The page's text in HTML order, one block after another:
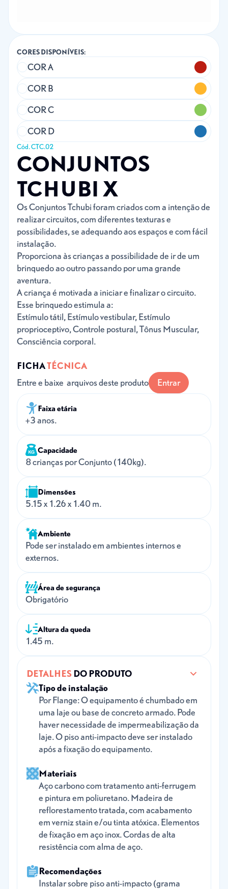
Cód. CTC.02
CONJUNTOS
TCHUBI X
Os Conjuntos Tchubi foram criados com a intenção de
realizar circuitos, com diferentes texturas e
possibilidades, se adequando aos espaços e com fácil
instalação.
Proporciona às crianças a possibilidade de ir de um
brinquedo ao outro passando por uma grande
aventura.
A criança é motivada a iniciar e finalizar o circuito.
Esse brinquedo estimula a:
Estímulo tátil, Estímulo vestibular, Estímulo
proprioceptivo, Controle postural, Tônus Muscular,
Consciência corporal.
CORES DISPONÍVEIS:
COR A
COR B
COR C
COR D
FICHATÉCNICA
Entre e baixe arquivos deste produto
Entrar
Faixa etária
+3 anos.
Capacidade
8 crianças por Conjunto (140kg).
Dimensões
5.15 x 1.26 x 1.40 m.
Ambiente
Pode ser instalado em ambientes internos e
externos.
Área de segurança
Obrigatório
Altura da queda
1.45 m.
DETALHESDO PRODUTO
Tipo de instalação
Por Flange: O equipamento é chumbado em
uma laje ou base de concreto armado. Pode
haver necessidade de impermeabilização da
laje. O piso anti-impacto deve ser instalado
após a fixação do equipamento.
Materiais
Aço carbono com tratamento anti-ferrugem
e pintura em poliuretano. Madeira de
reflorestamento tratada, com acabamento
em verniz stain e/ou tinta atóxica. Elementos
de fixação em aço inox. Cordas de alta
resistência com alma de aço.
Recomendações
Instalar sobre piso anti-impacto (grama